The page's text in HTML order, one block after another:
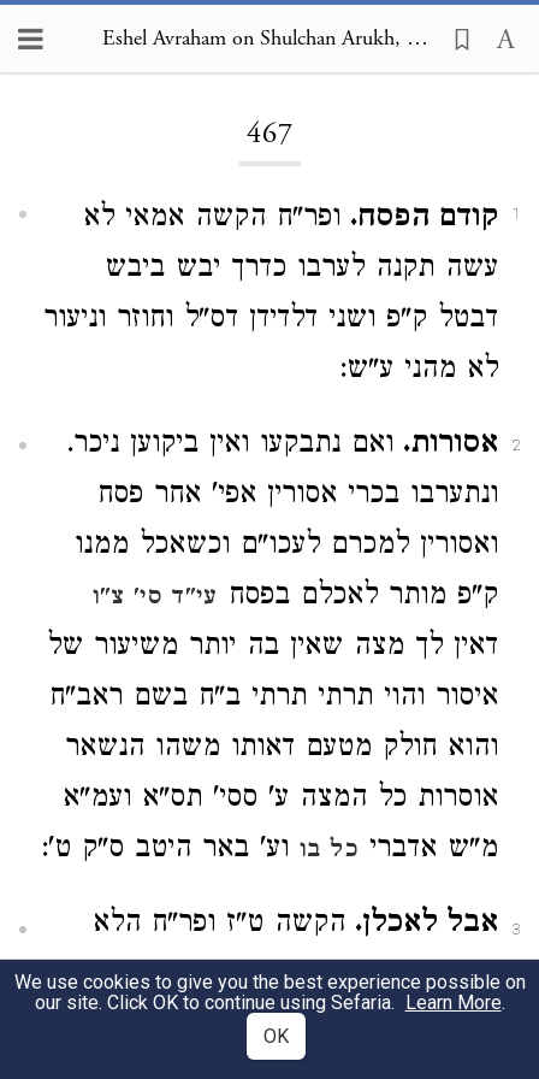
Eshel Avraham on Shulchan Arukh, Orach Chayim 467
467
1 קודם הפסח. ופר"ח הקשה אמאי לא
עשה תקנה לערבו כדרך יבש ביבש
דבטל ק"פ ושני דלדידן דס"ל וחוזר וניעור
לא מהני ע"ש:
2 אסורות. ואם נתבקעו ואין ביקוען ניכר.
ונתערבו בכרי אסורין אפי' אחר פסח
ואסורין למכרם לעכו"ם וכשאכל ממנו
ק"פ מותר לאכלם בפסח עי"ד סי' צ"ו
דאין לך מצה שאין בה יותר משיעור של
איסור והוי תרתי תרתי ב"ח בשם ראב"ח
והוא חולק מטעם דאותו משהו הנשאר
אוסרות כל המצה ע' ססי' תס"א ועמ"א
מ"ש אדברי כל בו וע' באר היטב ס"ק ט':
3 אבל לאכלן. הקשה ט"ז ופר"ח הלא
אפי' בדאורייתא סמכינן אס"ס מכ"ש
במשהו דרבנן וע' סי' תנ"ג ס"ג
We use cookies to give you the best experience possible on
our site. Click OK to continue using Sefaria. Learn More.
OK